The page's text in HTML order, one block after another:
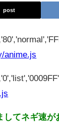
post
anime.js
してネギ速が